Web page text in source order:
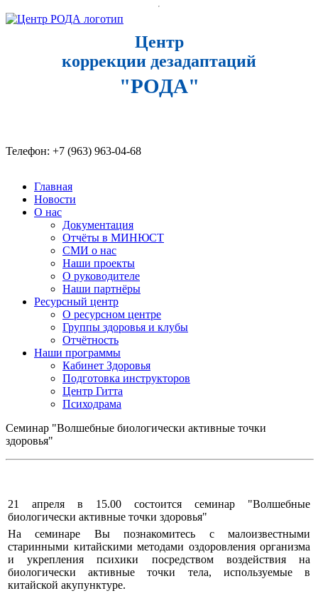
Центр
коррекции дезадаптаций
"РОДА"
Телефон: +7 (963) 963-04-68​
Главная
Новости
О нас
Документация
Отчёты в МИНЮСТ
СМИ о нас
Наши проекты
О руководителе
Наши партнёры
Ресурсный центр
О ресурсном центре
Группы здоровья и клубы
Отчётность
Наши программы
Кабинет Здоровья
Подготовка инструкторов
Центр Гитта
Психодрама
Семинар "Волшебные биологически активные точки
здоровья"
21 апреля в 15.00 состоится семинар "Волшебные
биологически активные точки здоровья"
На семинаре Вы познакомитесь с малоизвестными
старинными китайскими методами оздоровления организма
и укрепления психики посредством воздействия на
биологически активные точки тела, используемые в
китайской акупунктуре.